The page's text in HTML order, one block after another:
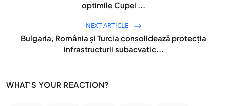
optimile Cupei ...
NEXT ARTICLE
Bulgaria, România și Turcia consolidează protecția
infrastructurii subacvatic...
WHAT'S YOUR REACTION?